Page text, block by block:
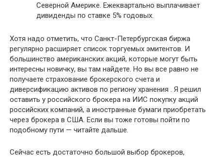
Северной Америке. Ежеквартально выплачивает
дивиденды по ставке 5% годовых.
Хотя надо отметить, что Санкт-Петербургская биржа
регулярно расширяет список торгуемых эмитентов. И
большинство американских акций, которые могут быть
интересны новичку, вы там найдете. Но вы все равно не
получаете страхование брокерского счета и
диверсификацию активов по региону хранения . Я решил
оставить у российского брокера на ИИС покупку акций
российских компаний, а иностранные бумаги приобретать
через брокера в США. Если вы тоже готовы пойти по
подобному пути — читайте дальше.
Сейчас есть достаточно большой выбор брокеров,